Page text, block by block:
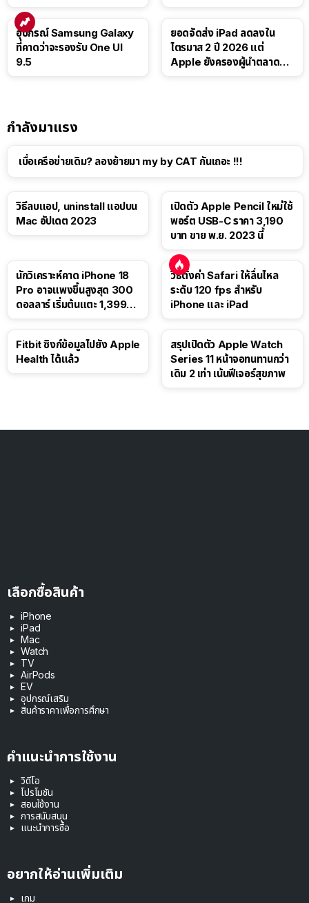
อุปกรณ์ Samsung Galaxy
ที่คาดว่าจะรองรับ One UI
9.5
ยอดจัดส่ง iPad ลดลงใน
ไตรมาส 2 ปี 2026 แต่
Apple ยังครองผู้นำตลาด
กำลังมาแรง
เบื่อเครือข่ายเดิม? ลองย้ายมา my by CAT กันเถอะ !!!
วิธีลบแอป, uninstall แอปบน
Mac อัปเดต 2023
เปิดตัว Apple Pencil ใหม่ใช้
พอร์ต USB-C ราคา 3,190
บาท ขาย พ.ย. 2023 นี้
นักวิเคราะห์คาด iPhone 18
Pro อาจแพงขึ้นสูงสุด 300
ดอลลาร์ เริ่มต้นแตะ 1,399
วิธีตั้งค่า Safari ให้ลื่นไหล
ระดับ 120 fps สำหรับ
iPhone และ iPad
Fitbit ซิงก์ข้อมูลไปยัง Apple
Health ได้แล้ว
สรุปเปิดตัว Apple Watch
Series 11 หน้าจอทนทานกว่า
เดิม 2 เท่า เน้นฟีเจอร์สุขภาพ
เลือกซื้อสินค้า
iPhone
iPad
Mac
Watch
TV
AirPods
EV
อุปกรณ์เสริม
สินค้าราคาเพื่อการศึกษา
คำแนะนำการใช้งาน
วิดีโอ
โปรโมชัน
สอนใช้งาน
การสนับสนุน
แนะนำการซื้อ
อยากให้อ่านเพิ่มเติม
เกม